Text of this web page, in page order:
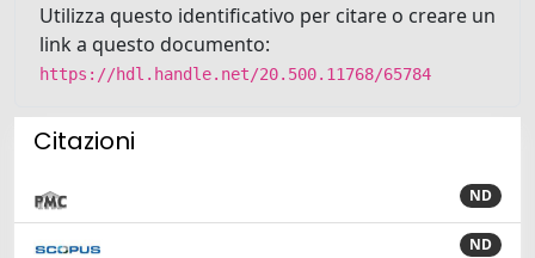
Utilizza questo identificativo per citare o creare un
link a questo documento:
https://hdl.handle.net/20.500.11768/65784
Citazioni
ND
ND